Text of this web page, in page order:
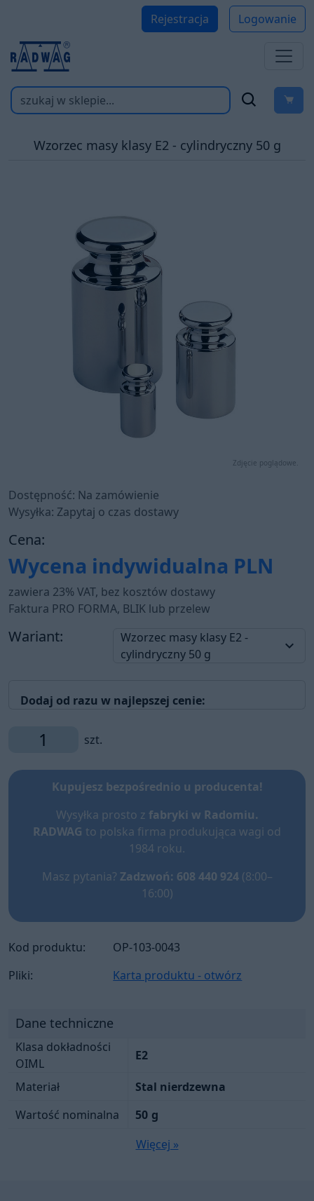
Rejestracja Logowanie
Wzorzec masy klasy E2 - cylindryczny 50 g
Zdjęcie poglądowe.
Dostępność: Na zamówienie
Wysyłka: Zapytaj o czas dostawy
Cena:
Wycena indywidualna PLN
zawiera 23% VAT, bez kosztów dostawy
Faktura PRO FORMA, BLIK lub przelew
Wariant:
Wzorzec masy klasy E2 -
cylindryczny 50 g
keyboard_arrow_down
Dodaj od razu w najlepszej cenie:
szt.
Kupujesz bezpośrednio u producenta!
Wysyłka prosto z fabryki w Radomiu.
RADWAG to polska firma produkująca wagi od
1984 roku.
Masz pytania? Zadzwoń: 608 440 924(8:00–
16:00)
Kod produktu:
OP-103-0043
Pliki:
Karta produktu - otwórz
Dane techniczne
Klasa dokładności
OIML
E2
Materiał
Stal nierdzewna
Wartość nominalna
50 g
Więcej »